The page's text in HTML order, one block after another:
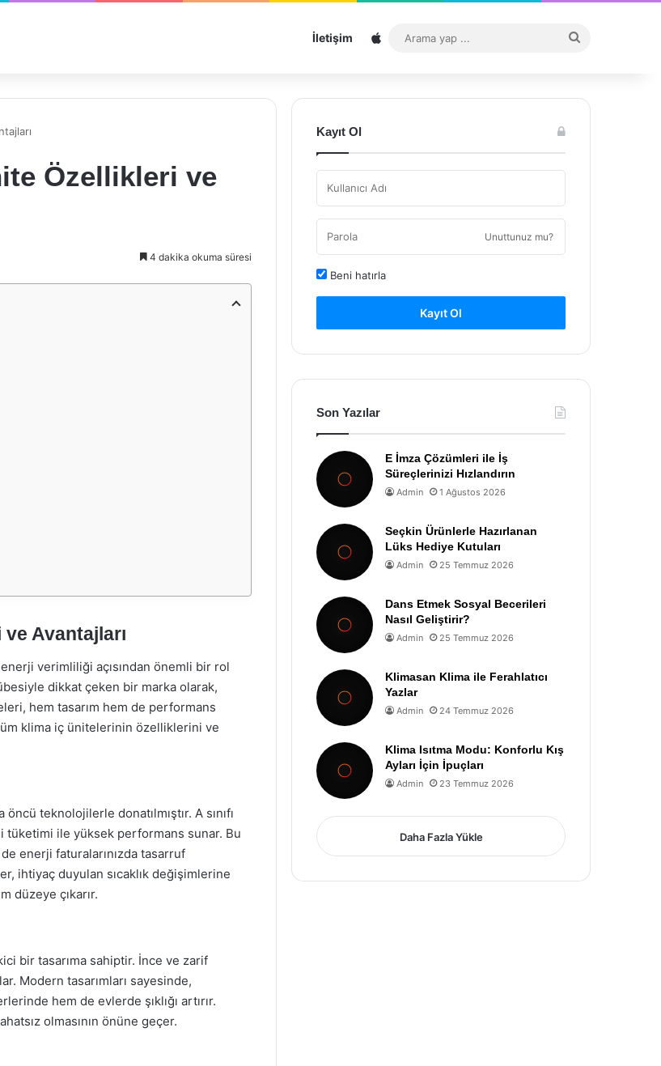
İletişim Sitemap
...
Özellikleri ve
4 dakika okuma süresi
Avantajları
verimliliği açısından önemli bir rol
dikkat çeken bir marka olarak,
hem tasarım hem de performans
klima iç ünitelerinin özelliklerini ve
teknolojilerle donatılmıştır. A sınıfı
tüketimi ile yüksek performans sunar. Bu
enerji faturalarınızda tasarruf
ihtiyaç duyulan sıcaklık değişimlerine
düzeye çıkarır.
bir tasarıma sahiptir. İnce ve zarif
Modern tasarımları sayesinde,
hem de evlerde şıklığı artırır.
olmasının önüne geçer.
Kayıt Ol
Unuttunuz mu?
Beni hatırla
Kayıt Ol
Son Yazılar
E İmza Çözümleri ile İş
Süreçlerinizi Hızlandırın
Admin 1 Ağustos 2026
Seçkin Ürünlerle Hazırlanan
Lüks Hediye Kutuları
Admin 25 Temmuz 2026
Dans Etmek Sosyal Becerileri
Nasıl Geliştirir?
Admin 25 Temmuz 2026
Klimasan Klima ile Ferahlatıcı
Yazlar
Admin 24 Temmuz 2026
Klima Isıtma Modu: Konforlu Kış
Ayları İçin İpuçları
Admin 23 Temmuz 2026
Daha Fazla Yükle